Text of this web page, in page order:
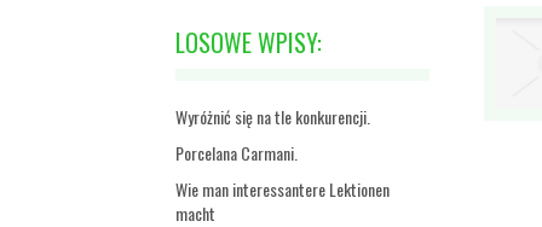
LOSOWE WPISY:
Wyróżnić się na tle konkurencji.
Porcelana Carmani.
Wie man interessantere Lektionen
macht